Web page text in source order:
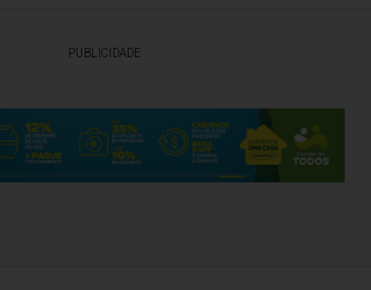
PUBLICIDADE